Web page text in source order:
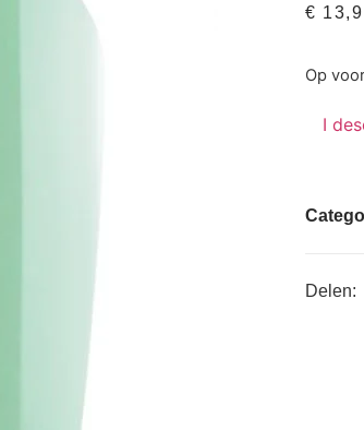
€
Op
I
Delen: